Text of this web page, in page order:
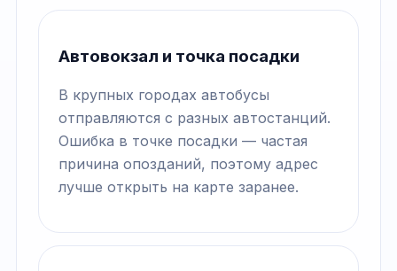
Автовокзал и точка посадки
В крупных городах автобусы
отправляются с разных автостанций.
Ошибка в точке посадки — частая
причина опозданий, поэтому адрес
лучше открыть на карте заранее.